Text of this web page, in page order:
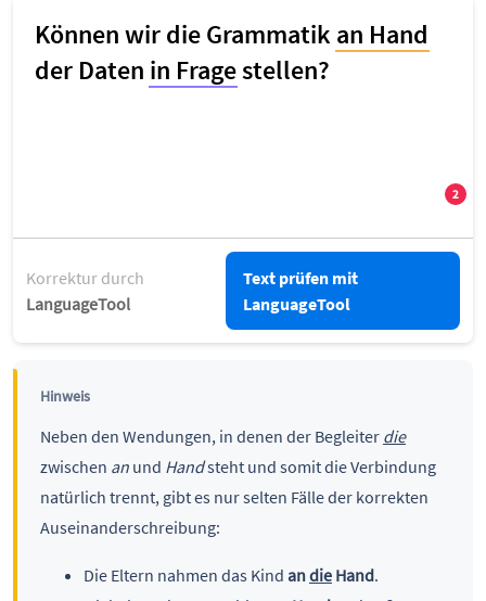
Korrektur durch
LanguageTool
Text prüfen mit
LanguageTool
Hinweis
Neben den Wendungen, in denen der Begleiter die
zwischen anund Handsteht und somit die Verbindung
natürlich trennt, gibt es nur selten Fälle der korrekten
Auseinanderschreibung:
Die Eltern nahmen das Kind andieHand.